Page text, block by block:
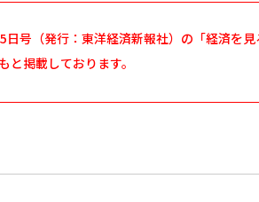
号（発行：東洋経済新報社）の「経済を見
掲載しております。